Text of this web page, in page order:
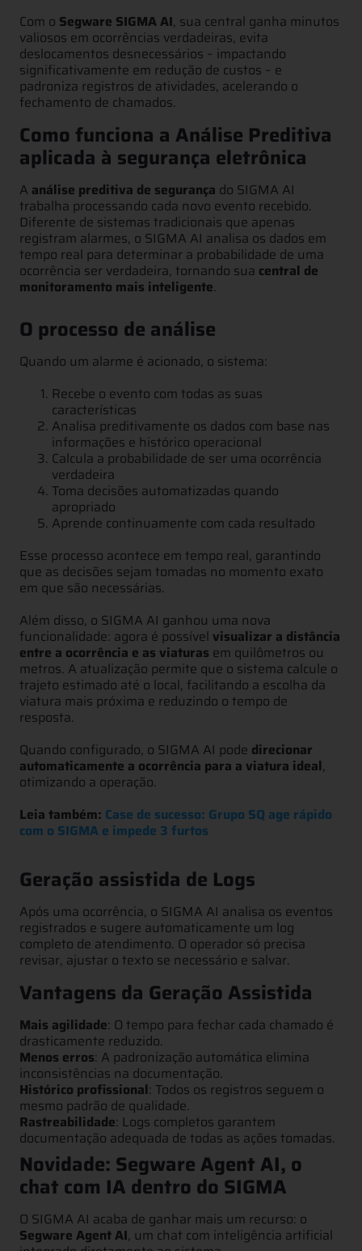
Com o Segware SIGMA AI, sua central ganha minutos
valiosos em ocorrências verdadeiras, evita
deslocamentos desnecessários – impactando
significativamente em redução de custos – e
padroniza registros de atividades, acelerando o
fechamento de chamados.
Como funciona a Análise Preditiva
aplicada à segurança eletrônica
A análise preditiva de segurança do SIGMA AI
trabalha processando cada novo evento recebido.
Diferente de sistemas tradicionais que apenas
registram alarmes, o SIGMA AI analisa os dados em
tempo real para determinar a probabilidade de uma
ocorrência ser verdadeira, tornando sua central de
monitoramento mais inteligente.
O processo de análise
Quando um alarme é acionado, o sistema:
Recebe o evento com todas as suas
características
Analisa preditivamente os dados com base nas
informações e histórico operacional
Calcula a probabilidade de ser uma ocorrência
verdadeira
Toma decisões automatizadas quando
apropriado
Aprende continuamente com cada resultado
Esse processo acontece em tempo real, garantindo
que as decisões sejam tomadas no momento exato
em que são necessárias.
Além disso, o SIGMA AI ganhou uma nova
funcionalidade: agora é possível visualizar a distância
entre a ocorrência e as viaturas em quilômetros ou
metros. A atualização permite que o sistema calcule o
trajeto estimado até o local, facilitando a escolha da
viatura mais próxima e reduzindo o tempo de
resposta.
Quando configurado, o SIGMA AI pode direcionar
automaticamente a ocorrência para a viatura ideal,
otimizando a operação.
Leia também: Case de sucesso: Grupo SQ age rápido
com o SIGMA e impede 3 furtos
Geração assistida de Logs
Após uma ocorrência, o SIGMA AI analisa os eventos
registrados e sugere automaticamente um log
completo de atendimento. O operador só precisa
revisar, ajustar o texto se necessário e salvar.
Vantagens da Geração Assistida
Mais agilidade: O tempo para fechar cada chamado é
drasticamente reduzido.
Menos erros: A padronização automática elimina
inconsistências na documentação.
Histórico profissional: Todos os registros seguem o
mesmo padrão de qualidade.
Rastreabilidade: Logs completos garantem
documentação adequada de todas as ações tomadas.
Novidade: Segware Agent AI, o
chat com IA dentro do SIGMA
O SIGMA AI acaba de ganhar mais um recurso: o
Segware Agent AI, um chat com inteligência artificial